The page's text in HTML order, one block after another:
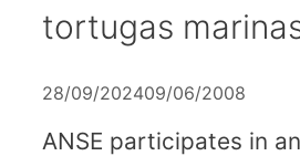
tortugas
28/09/202409/06/2008
ANSE participates in